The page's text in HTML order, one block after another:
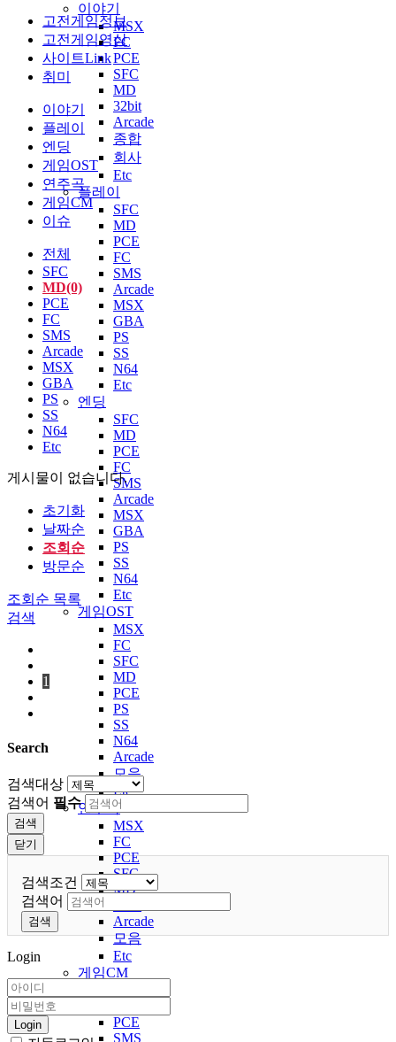
이야기
MSX
FC
PCE
SFC
MD
32bit
Arcade
종합
회사
Etc
플레이
SFC
MD
PCE
FC
SMS
Arcade
MSX
GBA
PS
SS
N64
Etc
엔딩
SFC
MD
PCE
FC
SMS
Arcade
MSX
GBA
PS
SS
N64
Etc
게임OST
MSX
FC
SFC
MD
PCE
PS
SS
N64
Arcade
모음
Etc
연주곡
MSX
FC
PCE
SFC
MD
Arcade
모음
Etc
게임CM
PCE
SMS
고전게임정보
고전게임영상
사이트Link
취미
이야기
플레이
엔딩
게임OST
연주곡
게임CM
이슈
전체
SFC
MD(0)
PCE
FC
SMS
Arcade
MSX
GBA
PS
SS
N64
Etc
게시물이 없습니다.
초기화
날짜순
조회순
방문순
조회순 목록
검색
1
Search
검색대상
검색어 필수
검색
닫기
검색조건
검색어
검색
Login
Login